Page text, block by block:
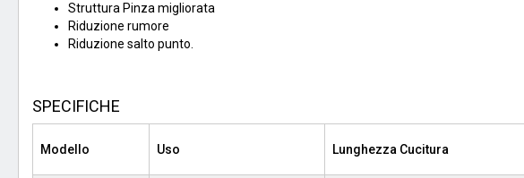
Struttura Pinza migliorata
Riduzione rumore
Riduzione salto punto.
SPECIFICHE
Modello Uso Lunghezza Cucitura